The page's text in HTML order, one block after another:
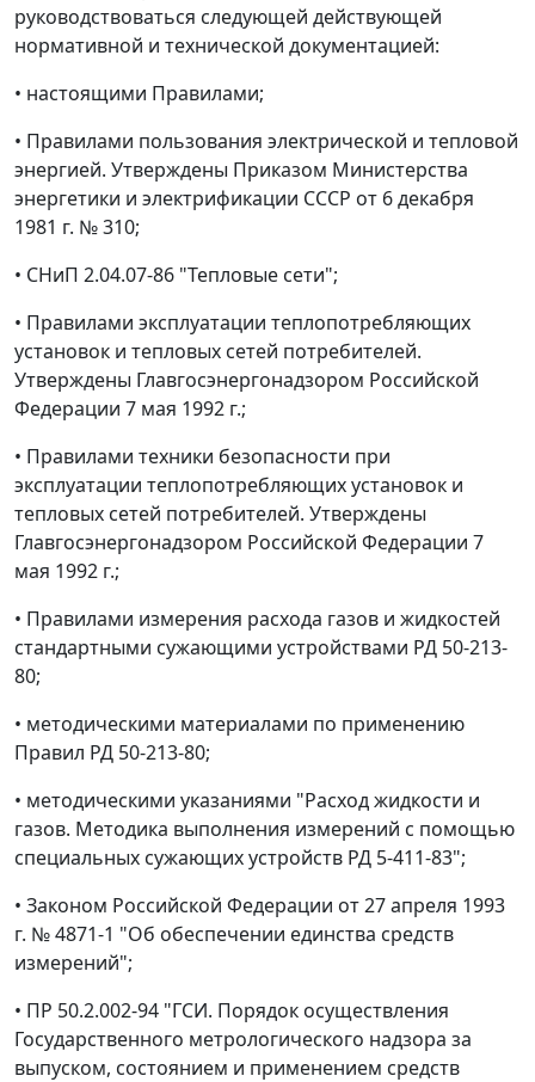
руководствоваться следующей действующей
нормативной и технической документацией:
• настоящими Правилами;
• Правилами пользования электрической и тепловой
энергией. Утверждены Приказом Министерства
энергетики и электрификации СССР от 6 декабря
1981 г. № 310;
• СНиП 2.04.07-86 "Тепловые сети";
• Правилами эксплуатации теплопотребляющих
установок и тепловых сетей потребителей.
Утверждены Главгосэнергонадзором Российской
Федерации 7 мая 1992 г.;
• Правилами техники безопасности при
эксплуатации теплопотребляющих установок и
тепловых сетей потребителей. Утверждены
Главгосэнергонадзором Российской Федерации 7
мая 1992 г.;
• Правилами измерения расхода газов и жидкостей
стандартными сужающими устройствами РД 50-213-
80;
• методическими материалами по применению
Правил РД 50-213-80;
• методическими указаниями "Расход жидкости и
газов. Методика выполнения измерений с помощью
специальных сужающих устройств РД 5-411-83";
• Законом Российской Федерации от 27 апреля 1993
г. № 4871-1 "Об обеспечении единства средств
измерений";
• ПР 50.2.002-94 "ГСИ. Порядок осуществления
Государственного метрологического надзора за
выпуском, состоянием и применением средств